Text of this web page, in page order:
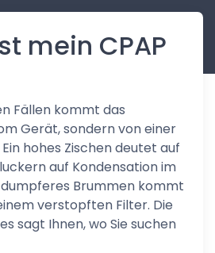
mein CPAP
Fällen kommt das
Gerät, sondern von einer
hohes Zischen deutet auf
auf Kondensation im
dumpferes Brummen kommt
verstopften Filter. Die
sagt Ihnen, wo Sie suchen